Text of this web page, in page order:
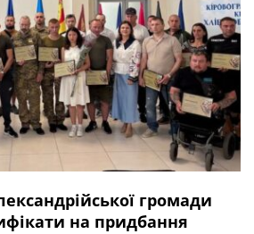
громади
на придбання